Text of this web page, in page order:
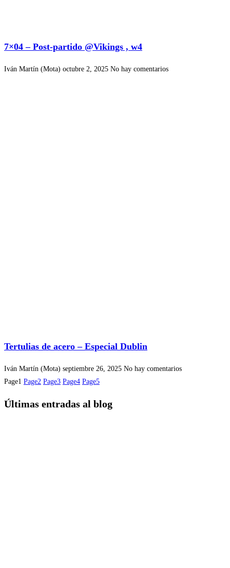
7×04 – Post-partido @Vikings , w4
Iván Martín (Mota) octubre 2, 2025 No hay comentarios
Tertulias de acero – Especial Dublin
Iván Martín (Mota) septiembre 26, 2025 No hay comentarios
Page1 Page2 Page3 Page4 Page5
Últimas entradas al blog